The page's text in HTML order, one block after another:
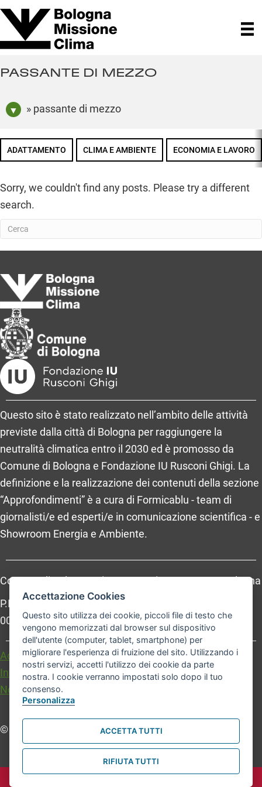
PASSANTE DI MEZZO
» passante di mezzo
ADATTAMENTO CLIMA E AMBIENTE ECONOMIA E LAVORO
Sorry, we couldn't find any posts. Please try a different
search.
Questo sito è stato realizzato nell’ambito delle attività
previste dalla città di Bologna per raggiungere la
neutralità climatica entro il 2030 ed è promosso da
Comune di Bologna e Fondazione IU Rusconi Ghigi. La
definizione e la realizzazione dei contenuti della sezione
“Approfondimenti” è a cura di Formicablu - team di
giornalisti/e ed esperti/e in comunicazione scientifica - e
Showroom Energia e Ambiente.
Comune di Bologna, Piazza Maggiore, 6 - 40124 Bologna
P.Iva: 01232710374 - Cod. IBAN: IT 88 R 02008 02435
000020067156
Accessibilità
Carta dei valori
Informativa sul trattamento dei dati personali
Note legali
© Comune di Bologna. Tutti i diritti riservati.
Accettazione Cookies
Questo sito utilizza dei cookie, piccoli file di testo che
vengono memorizzati dal browser sul dispositivo
dell'utente (computer, tablet, smartphone) per
migliorare l'esperienza di fruizione del sito. Utilizzando i
nostri servizi, accetti l'utilizzo dei cookie da parte
nostra. I cookie verranno impostati solo dopo il tuo
consenso.
Personalizza
ACCETTA TUTTI
RIFIUTA TUTTI